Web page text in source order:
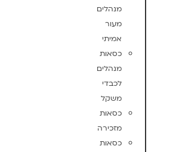
מנהלים
מעור
אמיתי
כסאות
מנהלים
לכבדי
משקל
כסאות
מזכירה
כסאות